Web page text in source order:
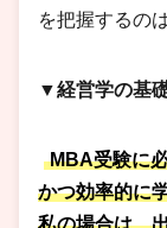
を把握するの
▼経営学の基
MBA受験に
かつ効率的に